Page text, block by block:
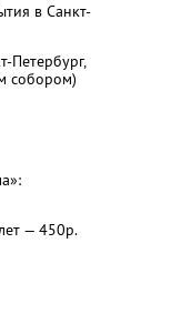
в Санкт-
Петербург,
собором)
— 450р.